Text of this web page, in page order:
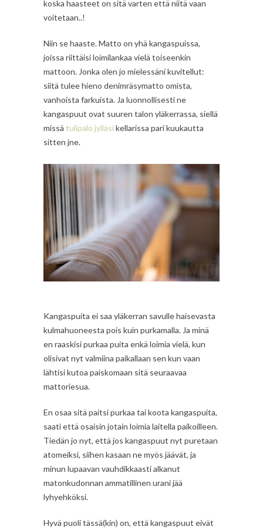
koska haasteet on sitä varten että niitä vaan
voitetaan..!
Niin se haaste. Matto on yhä kangaspuissa,
joissa riittäisi loimilankaa vielä toiseenkin
mattoon. Jonka olen jo mielessäni kuvitellut:
siitä tulee hieno denimräsymatto omista,
vanhoista farkuista. Ja luonnollisesti ne
kangaspuut ovat suuren talon yläkerrassa, siellä
missä tulipalo jylläsikellarissa pari kuukautta
sitten jne.
Kangaspuita ei saa yläkerran savulle haisevasta
kulmahuoneesta pois kuin purkamalla. Ja minä
en raaskisi purkaa puita enkä loimia vielä, kun
olisivat nyt valmiina paikallaan sen kun vaan
lähtisi kutoa paiskomaan sitä seuraavaa
mattoriesua.
En osaa sitä paitsi purkaa tai koota kangaspuita,
saati että osaisin jotain loimia laitella paikoilleen.
Tiedän jo nyt, että jos kangaspuut nyt puretaan
atomeiksi, siihen kasaan ne myös jäävät, ja
minun lupaavan vauhdikkaasti alkanut
matonkudonnan ammatillinen urani jää
lyhyehköksi.
Hyvä puoli tässä(kin) on, että kangaspuut eivät